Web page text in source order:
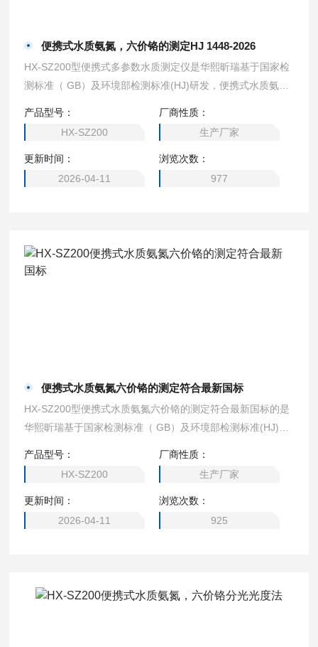
便携式水质氨氮，六价铬的测定HJ 1448-2026
HX-SZ200型便携式多参数水质测定仪是华熙昕瑞基于国家检
测标准（ GB）及环境部检测标准(HJ)研发，便携式水质氨
检测人员更简单、准确的检测为理念开发的一款便携式快速水
质检测仪器。
产品型号：
HX-SZ200
厂商性质：
生产厂家
更新时间：
2026-04-11
浏览次数：
977
便携式水质氨氮六价铬的测定符合最新国标
HX-SZ200型便携式水质氨氮六价铬的测定符合最新国标的是
华熙昕瑞基于国家检测标准（ GB）及环境部检测标准(HJ)研
为理念开发的一款便携式快速水质检测仪器。仪器采用工业级
5 . 0 寸高清触摸屏，数据直观， 设计小巧，方便携带；供电
采用10 0 00 毫安可充电大容量锂电池，可满足户外水质仪器
消解检测。
产品型号：
HX-SZ200
厂商性质：
生产厂家
更新时间：
2026-04-11
浏览次数：
925